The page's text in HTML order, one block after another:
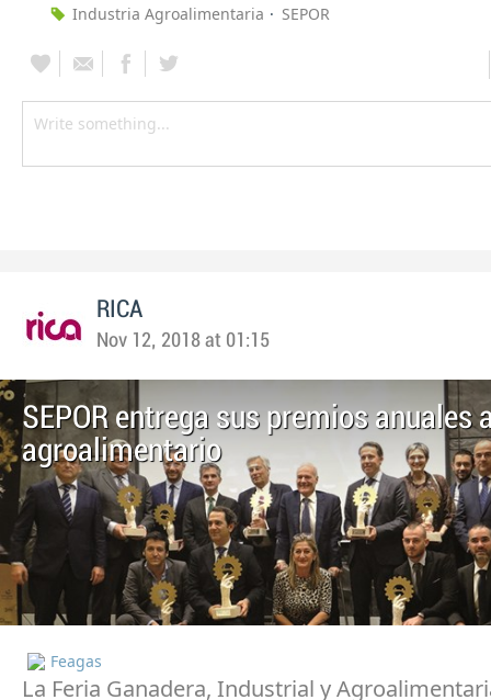
Industria Agroalimentaria
SEPOR
RICA
Nov 12, 2018 at 01:15
SEPOR entrega sus premios anuales
agroalimentario
Feagas
La Feria Ganadera, Industrial y